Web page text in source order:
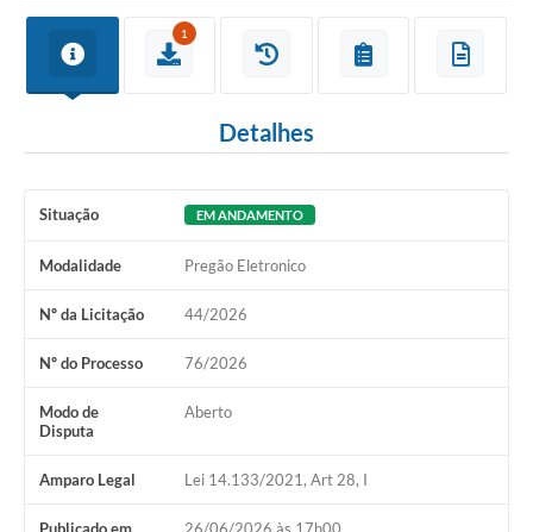
1
Detalhes
Situação EM ANDAMENTO
Modalidade Pregão Eletronico
Nº da Licitação 44/2026
Nº do Processo 76/2026
Modo de
Disputa
Aberto
Amparo Legal Lei 14.133/2021, Art 28, I